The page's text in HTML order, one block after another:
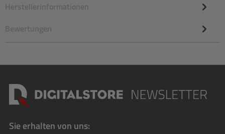
Herstellerinformationen
Bewertungen
Sie erhalten von uns: